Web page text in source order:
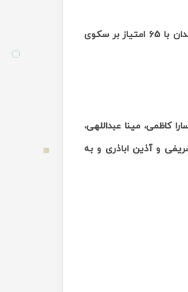
اما در پایان دومین دوره لیگ آبهای آرام بانوان تیم های تایدواتر و مقاومت با 113 امتیاز مشترکا قهرمان شدند، هیات همدان با 65 امتیاز بر سکوی
کاظمی، مینا عبداللهی،
شریفی و آذین اباذری و به